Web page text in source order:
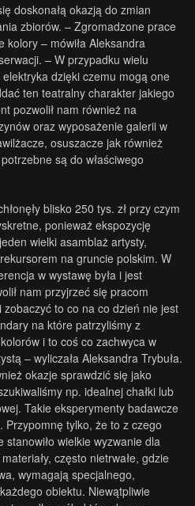
doskonałą okazją do zmian
zbiorów. – Zgromadzone prace
kolory – mówiła Aleksandra
– W przypadku wielu
dzięki czemu mogą one
ten teatralny charakter jakiego
pozwolił nam również na
oraz wyposażenie galerii w
osuszacze jak również
są do właściwego
blisko 250 tys. zł przy czym
ponieważ ekspozycję
wielki asamblaż artysty,
na gruncie polskim. W
w wystawę była i jest
nam przyjrzeć się pracom
zobaczyć to co na co dzień nie jest
na które patrzyliśmy z
i to coś co zachwyca w
– wyliczała Aleksandra Trybuła.
okazje sprawdzić się jako
np. idealnej chałki lub
Takie eksperymenty badawcze
tylko, że to z czego
wielkie wyzwanie dla
często nietrwałe, gdzie
wymagają specjalnego,
obiektu. Niewątpliwie